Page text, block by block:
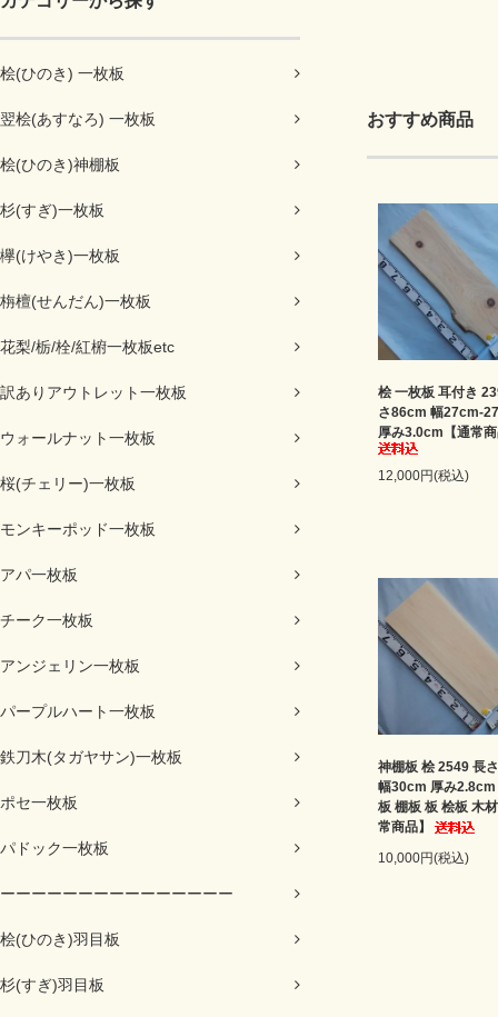
桧(ひのき) 一枚板
翌桧(あすなろ) 一枚板
桧(ひのき)神棚板
杉(すぎ)一枚板
欅(けやき)一枚板
栴檀(せんだん)一枚板
花梨/栃/栓/紅椨一枚板etc
訳ありアウトレット一枚板
ウォールナット一枚板
桜(チェリー)一枚板
モンキーポッド一枚板
アパ一枚板
チーク一枚板
アンジェリン一枚板
パープルハート一枚板
鉄刀木(タガヤサン)一枚板
ポセ一枚板
パドック一枚板
ーーーーーーーーーーーーーーー
桧(ひのき)羽目板
杉(すぎ)羽目板
おすすめ商品
桧 一枚板 耳付き
さ86cm 幅27cm-
厚み3.0cm【通常
12,000円(税込)
神棚板 桧 2549 長
幅30cm 厚み2.8cm
板 棚板 板 桧板 木
常商品】
10,000円(税込)